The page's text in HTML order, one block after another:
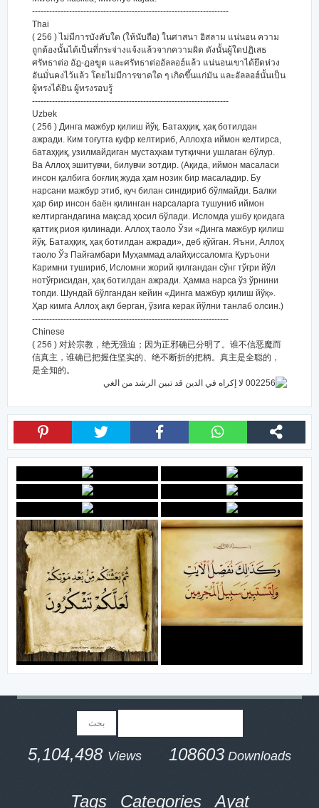
---------------------------------------------------------------------
Thai
( 256 ) ไม่มีการบังคับใด (ให้นับถือ) ในศาสนา อิสลาม แน่นอน ความ
ถูกต้องนั้นได้เป็นที่กระจ่างแจ้งแล้วจากความผิด ดังนั้นผู้ใดปฏิเสธ
ศรัทธาต่อ อัฎ-ฎอฆูต และศรัทธาต่ออัลลอฮ์แล้ว แน่นอนเขาได้ยึดห่วง
อันมั่นคงไว้แล้ว โดยไม่มีการขาดใด ๆ เกิดขึ้นแก่มัน และอัลลอฮ์นั้นเป็น
ผู้ทรงได้ยิน ผู้ทรงรอบรู้
---------------------------------------------------------------------
Uzbek
( 256 ) Динга мажбур қилиш йўқ. Батаҳқиқ, ҳақ ботилдан
ажради. Ким тоғутга куфр келтириб, Аллоҳга иймон келтирса,
батаҳқиқ, узилмайдиган мустаҳкам тутқични ушлаган бўлур.
Ва Аллоҳ эшитувчи, билувчи зотдир. (Ақида, иймон масаласи
инсон қалбига боғлиқ жуда ҳам нозик бир масаладир. Бу
нарсани мажбур этиб, куч билан сингдириб бўлмайди. Балки
ҳар бир инсон баён қилинган нарсаларга тушуниб иймон
келтиргандагина мақсад ҳосил бўлади. Исломда ушбу қоидага
қаттиқ риоя қилинади. Аллоҳ таоло Ўзи «Динга мажбур қилиш
йўқ. Батаҳқиқ, ҳақ ботилдан ажради», деб қўйган. Яъни, Аллоҳ
таоло Ўз Пайғамбари Муҳаммад алайҳиссаломга Қуръони
Каримни тушириб, Исломни жорий қилгандан сўнг тўғри йўл
нотўғрисидан, ҳақ ботилдан ажради. Ҳамма нарса ўз ўрнини
топди. Шундай бўлгандан кейин «Динга мажбур қилиш йўқ».
Ҳар кимга Аллоҳ ақл берган, ўзига керак йўлни танлаб олсин.)
---------------------------------------------------------------------
Chinese
( 256 ) 对於宗教，绝无强迫；因为正邪确已分明了。谁不信恶魔而
信真主，谁确已把握住坚实的、绝不断折的把柄。真主是全聪的，
是全知的。
5,104,498Views 108603 Downloads
Tags Categories Ayat